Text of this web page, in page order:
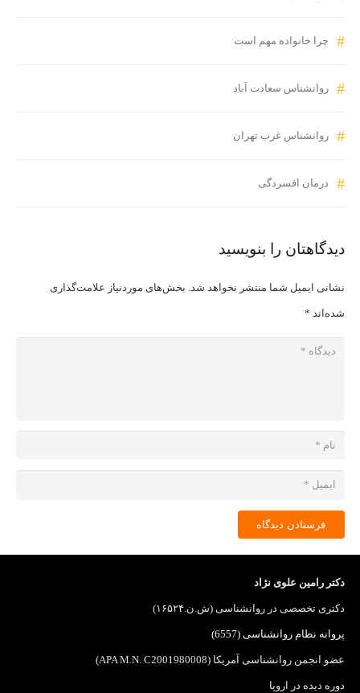
چرا خانواده مهم است
روانشناس سعادت آباد
روانشناس غرب تهران
درمان افسردگی
دیدگاهتان را بنویسید
نشانی ایمیل شما منتشر نخواهد شد. بخش‌های موردنیاز علامت‌گذاری
شده‌اند *
فرستادن دیدگاه
دکتر رامین علوی نژاد
دکتری تخصصی در روانشناسی (ش.ن.۱۶۵۲۴)
پروانه نظام روانشناسی (6557)
عضو انجمن روانشناسی آمریکا (APA M.N. C2001980008)
دوره دیده در اروپا